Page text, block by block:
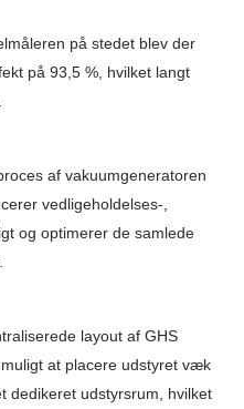
på stedet blev der
på 93,5 %, hvilket langt
af vakuumgeneratoren
vedligeholdelses-,
og optimerer de samlede
layout af GHS
at placere udstyret væk
dedikeret udstyrsrum, hvilket